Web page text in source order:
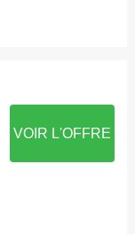
VOIR L'OFFRE